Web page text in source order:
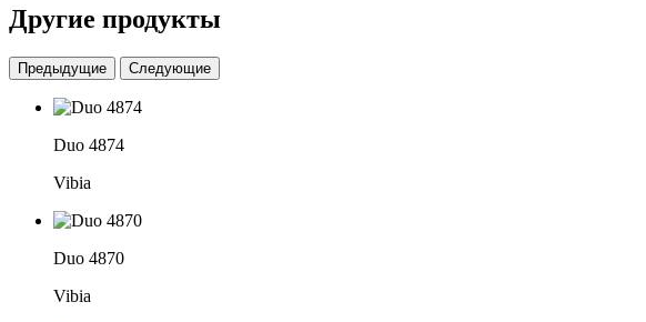
Другие продукты
Предыдущие Следующие
Duo 4874
Vibia
Duo 4870
Vibia